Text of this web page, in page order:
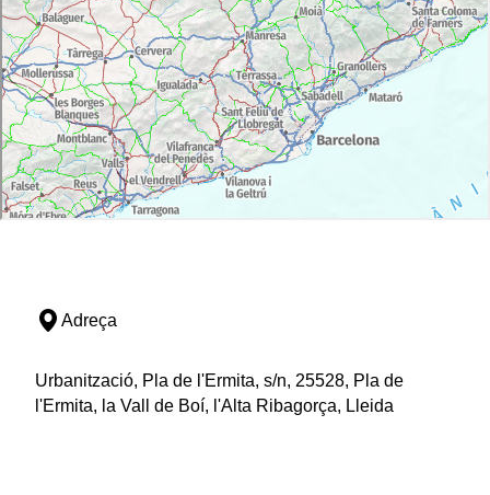
Adreça
Urbanització, Pla de l'Ermita, s/n, 25528, Pla de
l'Ermita, la Vall de Boí, l'Alta Ribagorça, Lleida